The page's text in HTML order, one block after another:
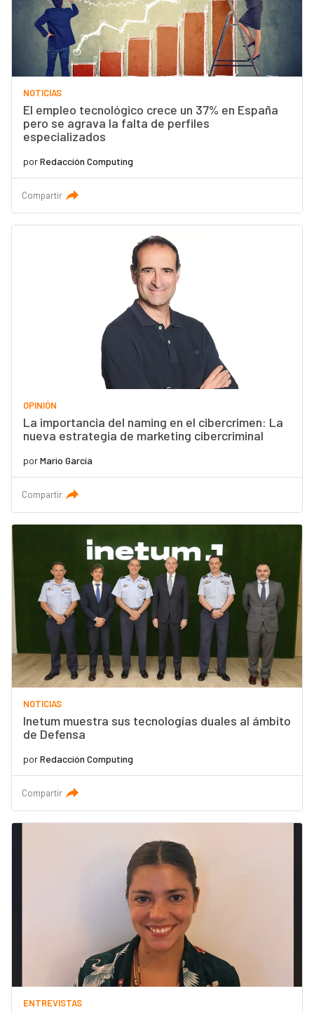
NOTICIAS
El empleo tecnológico crece un 37% en España
pero se agrava la falta de perfiles
especializados
porRedacción Computing
Compartir
OPINIÓN
La importancia del naming en el cibercrimen: La
nueva estrategia de marketing cibercriminal
porMario García
Compartir
NOTICIAS
Inetum muestra sus tecnologías duales al ámbito
de Defensa
porRedacción Computing
Compartir
ENTREVISTAS